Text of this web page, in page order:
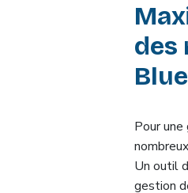
des
Pour
Un outil
gestion